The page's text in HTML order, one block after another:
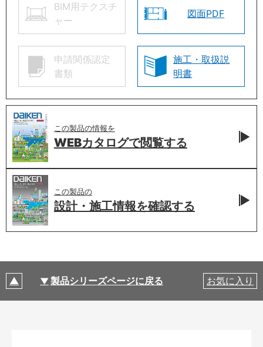
BIM用テクスチ
ャー
図面PDF
申請関係認定
書類
施工・取扱説
明書
この製品の情報を
WEBカタログで閲覧する
この製品の
設計・施工情報を確認する
製品シリーズページに戻る お気に入り